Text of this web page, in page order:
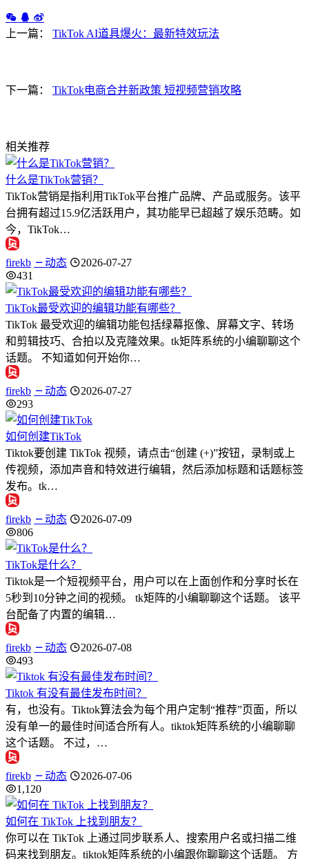
上一篇： TikTok AI道具爆火：最新特效玩法
下一篇： TikTok电商合并新政策 短视频营销攻略
相关推荐
什么是TikTok营销？
TikTok营销是指利用TikTok平台推广品牌、产品或服务。该平
台拥有超过15.9亿活跃用户，其功能早已超越了娱乐范畴。如
今，TikTok…
firekb 动态
2026-07-27
431
TikTok最受欢迎的编辑功能有哪些？
TikTok 最受欢迎的编辑功能包括绿幕抠像、屏幕文字、转场
和剪辑技巧、合拍以及克隆效果。tk矩阵系统的小编聊聊这个
话题。 不知道如何开始你…
firekb 动态
2026-07-27
293
如何创建TikTok
Tiktok要创建 TikTok 视频，请点击“创建 (+)”按钮，录制或上
传视频，添加声音和特效进行编辑，然后添加标题和话题标签
发布。tk…
firekb 动态
2026-07-09
806
TikTok是什么？
Tiktok是一个短视频平台，用户可以在上面创作和分享时长在
5秒到10分钟之间的视频。 tk矩阵的小编聊聊这个话题。 该平
台配备了内置的编辑…
firekb 动态
2026-07-08
493
Tiktok 有没有最佳发布时间？
有，也没有。Tiktok算法会为每个用户定制“推荐”页面，所以
没有单一的最佳时间适合所有人。tiktok矩阵系统的小编聊聊
这个话题。 不过，…
firekb 动态
2026-07-06
1,120
如何在 TikTok 上找到朋友？
你可以在 TikTok 上通过同步联系人、搜索用户名或扫描二维
码来找到朋友。tiktok矩阵系统的小编跟你聊聊这个话题。 方